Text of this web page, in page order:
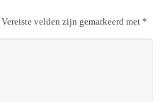
Vereiste velden zijn gemarkeerd met *